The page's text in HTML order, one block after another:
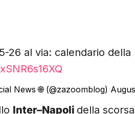
26 al via: calendario
News 🌐 (@zazoomblog)
Inter–Napoli della